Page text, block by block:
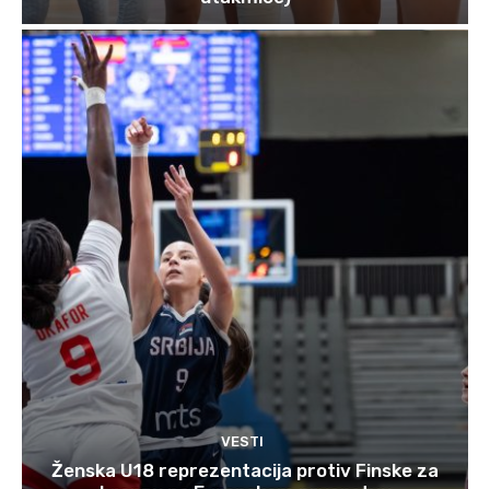
VESTI
Ženska U18 reprezentacija protiv Finske za